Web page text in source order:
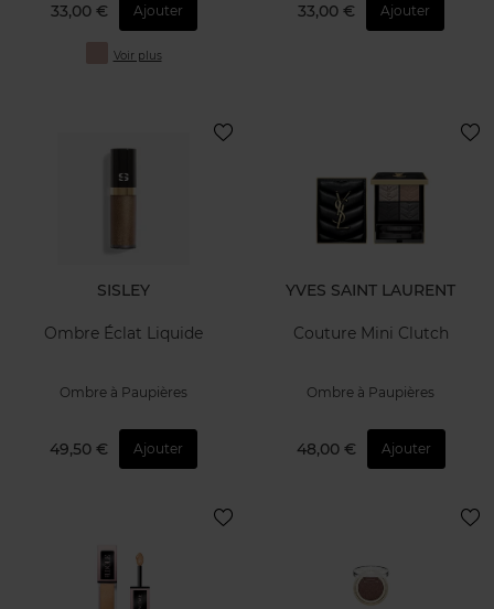
33,00 € Ajouter
Voir plus
33,00 € Ajouter
SISLEY
Ombre Éclat Liquide
Ombre à Paupières
49,50 € Ajouter
YVES SAINT LAURENT
Couture Mini Clutch
Ombre à Paupières
48,00 € Ajouter